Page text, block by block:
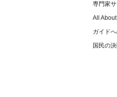
専門家サ
All
ガイド
国民の